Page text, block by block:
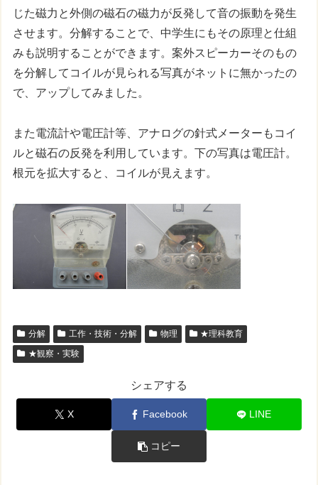
じた磁力と外側の磁石の磁力が反発して音の振動を発生
させます。分解することで、中学生にもその原理と仕組
みも説明することができます。案外スピーカーそのもの
を分解してコイルが見られる写真がネットに無かったの
で、アップしてみました。
また電流計や電圧計等、アナログの針式メーターもコイ
ルと磁石の反発を利用しています。下の写真は電圧計。
根元を拡大すると、コイルが見えます。
分解 工作・技術・分解 物理
★理科教育
★観察・実験
シェアする
X Facebook LINE
コピー